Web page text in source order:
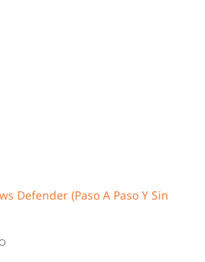
Defender (paso A Paso Y Sin